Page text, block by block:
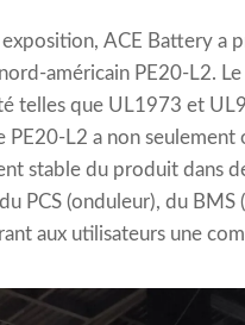
exposition, ACE Battery a
américain PE20-L2.
telles que UL1973 et
PE20-L2 a non
stable du produit dans
PCS (onduleur), du
aux utilisateurs une